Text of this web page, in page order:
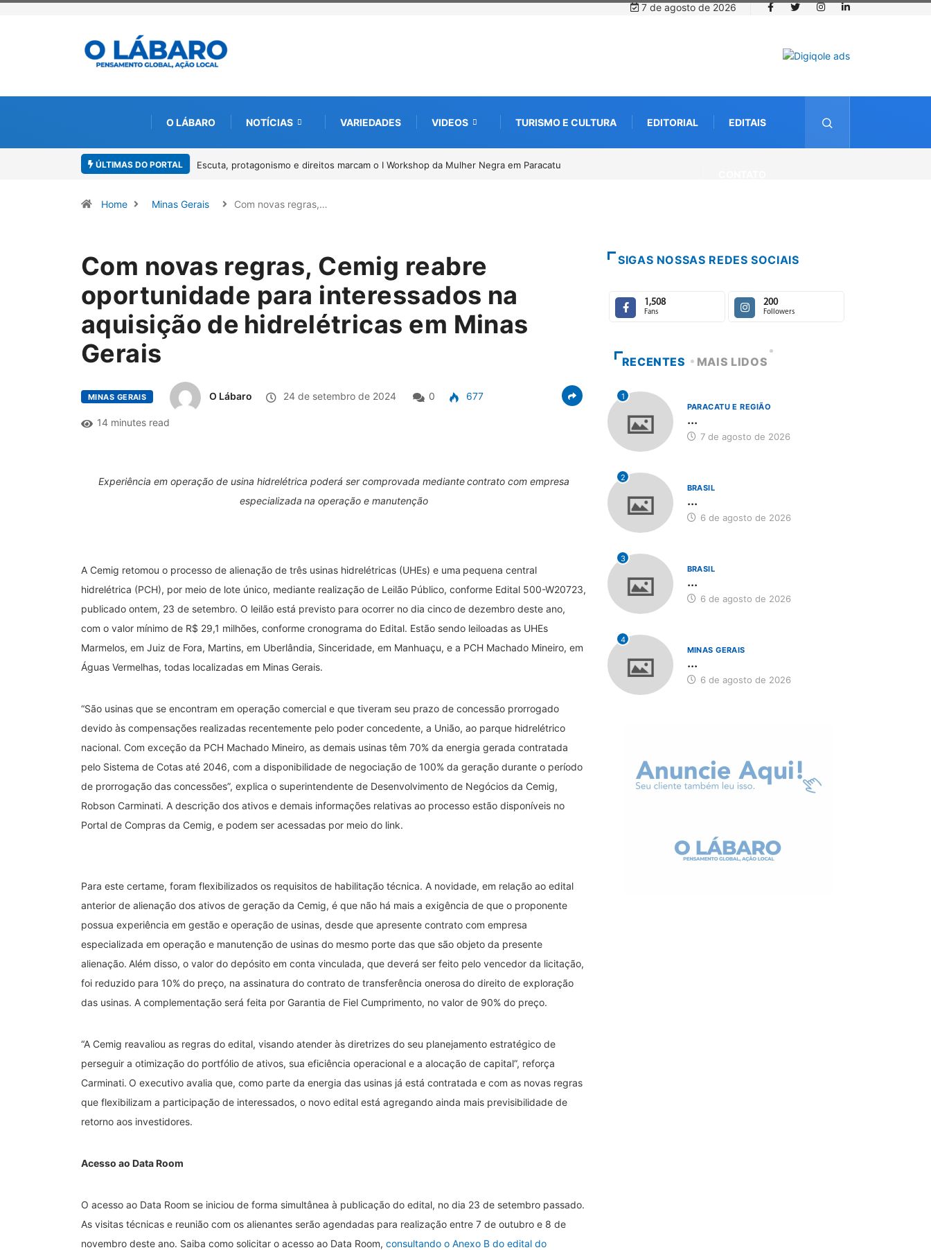
7 de agosto de 2026
O LÁBARO NOTÍCIAS VARIEDADES VIDEOS TURISMO E CULTURA EDITORIAL EDITAIS
ÚLTIMAS DO PORTAL
o I Workshop da Mulher Negra em ParacatuConab inicia recebimento de documentos para solicitação do benefício do PSA
Home Minas Gerais Com novas regras,…
Com novas regras, Cemig reabre
oportunidade para interessados na
aquisição de hidrelétricas em Minas
Gerais
MINAS GERAIS O Lábaro 24 de setembro de 2024 0 677
14 minutes read
Experiência em operação de usina hidrelétrica poderá ser comprovada mediante contrato com empresa
especializada na operação e manutenção
A Cemig retomou o processo de alienação de três usinas hidrelétricas (UHEs) e uma pequena central
hidrelétrica (PCH), por meio de lote único, mediante realização de Leilão Público, conforme Edital 500-W20723,
publicado ontem, 23 de setembro. O leilão está previsto para ocorrer no dia cinco de dezembro deste ano,
com o valor mínimo de R$ 29,1 milhões, conforme cronograma do Edital. Estão sendo leiloadas as UHEs
Marmelos, em Juiz de Fora, Martins, em Uberlândia, Sinceridade, em Manhuaçu, e a PCH Machado Mineiro, em
Águas Vermelhas, todas localizadas em Minas Gerais.
“São usinas que se encontram em operação comercial e que tiveram seu prazo de concessão prorrogado
devido às compensações realizadas recentemente pelo poder concedente, a União, ao parque hidrelétrico
nacional. Com exceção da PCH Machado Mineiro, as demais usinas têm 70% da energia gerada contratada
pelo Sistema de Cotas até 2046, com a disponibilidade de negociação de 100% da geração durante o período
de prorrogação das concessões”, explica o superintendente de Desenvolvimento de Negócios da Cemig,
Robson Carminati. A descrição dos ativos e demais informações relativas ao processo estão disponíveis no
Portal de Compras da Cemig, e podem ser acessadas por meio do link.
Para este certame, foram flexibilizados os requisitos de habilitação técnica. A novidade, em relação ao edital
anterior de alienação dos ativos de geração da Cemig, é que não há mais a exigência de que o proponente
possua experiência em gestão e operação de usinas, desde que apresente contrato com empresa
especializada em operação e manutenção de usinas do mesmo porte das que são objeto da presente
alienação. Além disso, o valor do depósito em conta vinculada, que deverá ser feito pelo vencedor da licitação,
foi reduzido para 10% do preço, na assinatura do contrato de transferência onerosa do direito de exploração
das usinas. A complementação será feita por Garantia de Fiel Cumprimento, no valor de 90% do preço.
“A Cemig reavaliou as regras do edital, visando atender às diretrizes do seu planejamento estratégico de
perseguir a otimização do portfólio de ativos, sua eficiência operacional e a alocação de capital”, reforça
Carminati. O executivo avalia que, como parte da energia das usinas já está contratada e com as novas regras
que flexibilizam a participação de interessados, o novo edital está agregando ainda mais previsibilidade de
retorno aos investidores.
Acesso ao Data Room
O acesso ao Data Room se iniciou de forma simultânea à publicação do edital, no dia 23 de setembro passado.
As visitas técnicas e reunião com os alienantes serão agendadas para realização entre 7 de outubro e 8 de
novembro deste ano. Saiba como solicitar o acesso ao Data Room, consultando o Anexo B do edital do
SIGAS NOSSAS REDES SOCIAIS
1,508
Fans
200
Followers
RECENTES MAIS LIDOS
1
PARACATU E REGIÃO
...
7 de agosto de 2026
2
BRASIL
...
6 de agosto de 2026
3
BRASIL
...
6 de agosto de 2026
4
MINAS GERAIS
...
6 de agosto de 2026